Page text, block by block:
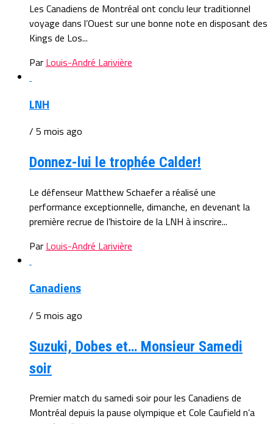
Les Canadiens de Montréal ont conclu leur traditionnel
voyage dans l’Ouest sur une bonne note en disposant des
Kings de Los...
Par Louis-André Larivière
LNH
/ 5 mois ago
Donnez-lui le trophée Calder!
Le défenseur Matthew Schaefer a réalisé une
performance exceptionnelle, dimanche, en devenant la
première recrue de l’histoire de la LNH à inscrire...
Par Louis-André Larivière
Canadiens
/ 5 mois ago
Suzuki, Dobes et… Monsieur Samedi
soir
Premier match du samedi soir pour les Canadiens de
Montréal depuis la pause olympique et Cole Caufield n’a